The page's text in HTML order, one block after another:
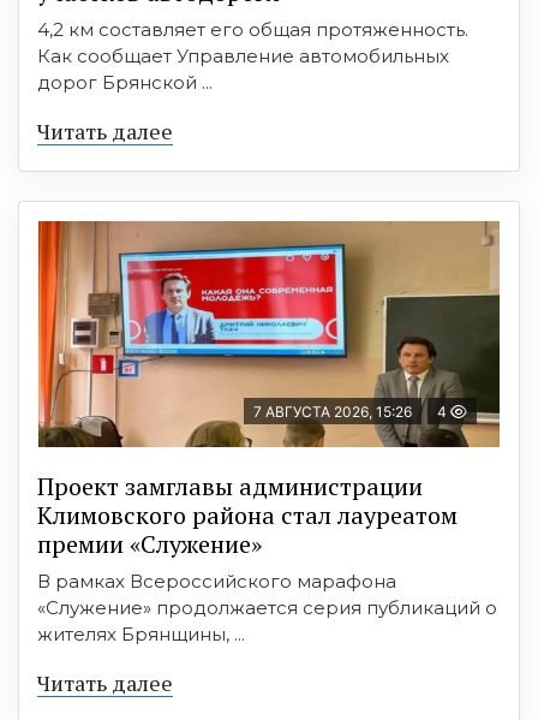
4,2 км составляет его общая протяженность.
Как сообщает Управление автомобильных
дорог Брянской ...
Читать далее
7 АВГУСТА 2026, 15:26 4
Проект замглавы администрации
Климовского района стал лауреатом
премии «Служение»
В рамках Всероссийского марафона
«Служение» продолжается серия публикаций о
жителях Брянщины, ...
Читать далее